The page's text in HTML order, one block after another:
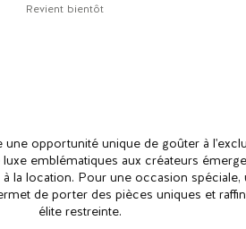
Revient bientôt
opportunité unique de goûter à
emblématiques aux créateurs
la location. Pour une occasion
de porter des pièces uniques et
élite restreinte.